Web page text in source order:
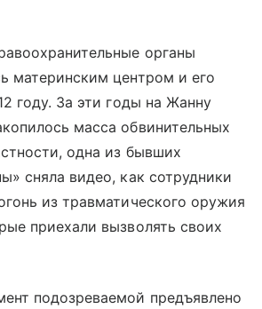
органы
материнским центром и его
году. За эти годы на Жанну
масса обвинительных
одна из бывших
сняла видео, как сотрудники
из травматического оружия
приехали вызволять своих
подозреваемой предъявлено